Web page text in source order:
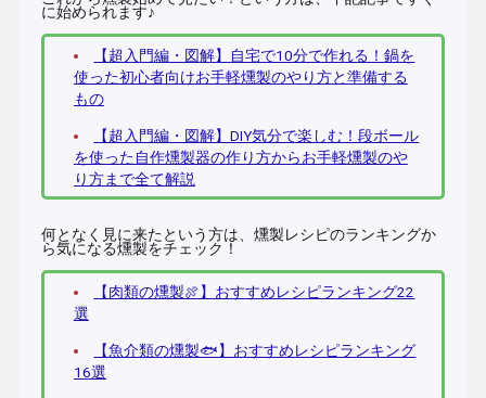
に始められます♪
【超入門編・図解】自宅で10分で作れる！鍋を
使った初心者向けお手軽燻製のやり方と準備する
もの
【超入門編・図解】DIY気分で楽しむ！段ボール
を使った自作燻製器の作り方からお手軽燻製のや
り方まで全て解説
何となく見に来たという方は、燻製レシピのランキングか
ら気になる燻製をチェック！
【肉類の燻製🍖】おすすめレシピランキング22
選
【魚介類の燻製🐟】おすすめレシピランキング
16選